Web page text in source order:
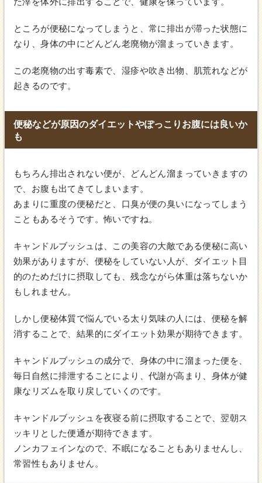
ところが便秘になってしまうと、常に排出が滞った状態に
なり、身体の中にどんどん老廃物が溜まっていきます。
この老廃物の出す毒素で、湿疹や吹き出物、肌荒れなどが
起きるのです。
便秘などが原因のダイエットやぽっこりお腹には良いか
も
もちろん排出されない便が、どんどん溜まっていきますの
で、お腹も出てきてしまいます。
あまりに重度の便秘だと、口臭が便の臭いになってしまう
こともあるそうです。怖いですね。
キャンドルブッシュは、この美容の大敵である便秘に高い
効果がありますが、便秘をしていない人が、ダイエット目
的のためだけに摂取しても、残念ながら体重は落ちないか
もしれません。
しかし便秘体質で悩んでいる太り気味の人には、便秘を解
消することで、結果的にダイエット効果が期待できます。
キャンドルブッシュの成分で、身体の中に溜まった便を、
毎日自然に排泄することにより、代謝が高まり、身体が健
康なリズムを取り戻していくのです。
キャンドルブッシュを夜寝る前に摂取することで、翌朝ス
ッキリとした便通が期待できます。
ノンカフェインなので、不眠になることもありませんし、
常習性もありません。